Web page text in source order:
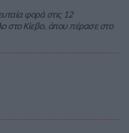
φορά στις 12
στο Κίεβο, όπου πέρασε στο